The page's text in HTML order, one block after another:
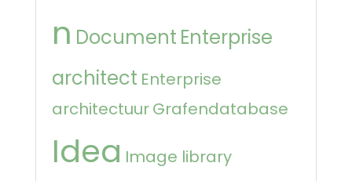
n Document Enterprise
architect Enterprise
architectuurGrafendatabase
Idea Image library